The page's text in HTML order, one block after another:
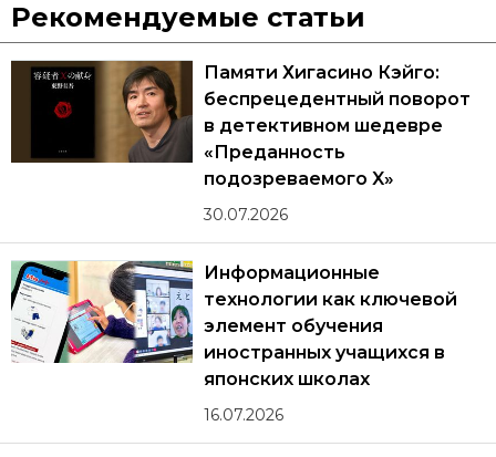
Рекомендуемые статьи
Памяти Хигасино Кэйго:
беспрецедентный поворот
в детективном шедевре
«Преданность
подозреваемого X»
30.07.2026
Информационные
технологии как ключевой
элемент обучения
иностранных учащихся в
японских школах
16.07.2026